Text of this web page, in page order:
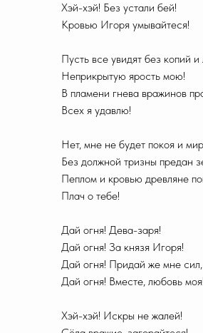
Хэй-хэй! Без устали бей!
Кровью Игоря умывайтеся!
Пусть все увидят без копий и
Неприкрытую ярость мою!
В пламени гнева вражинов
Всех я удавлю!
Нет, мне не будет покоя и
Без должной тризны предан
Пеплом и кровью древляне
Плач о тебе!
Дай огня! Дева-заря!
Дай огня! За князя Игоря!
Дай огня! Придай же мне сил,
Дай огня! Вместе, любовь моя!
Хэй-хэй! Искры не жалей!